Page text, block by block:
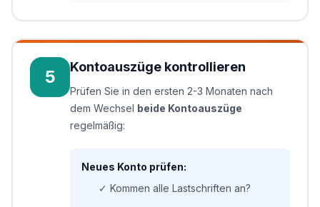
5 Kontoauszüge kontrollieren
Prüfen Sie in den ersten 2-3 Monaten nach
dem Wechsel beide Kontoauszüge
regelmäßig:
Neues Konto prüfen:
✓ Kommen alle Lastschriften an?